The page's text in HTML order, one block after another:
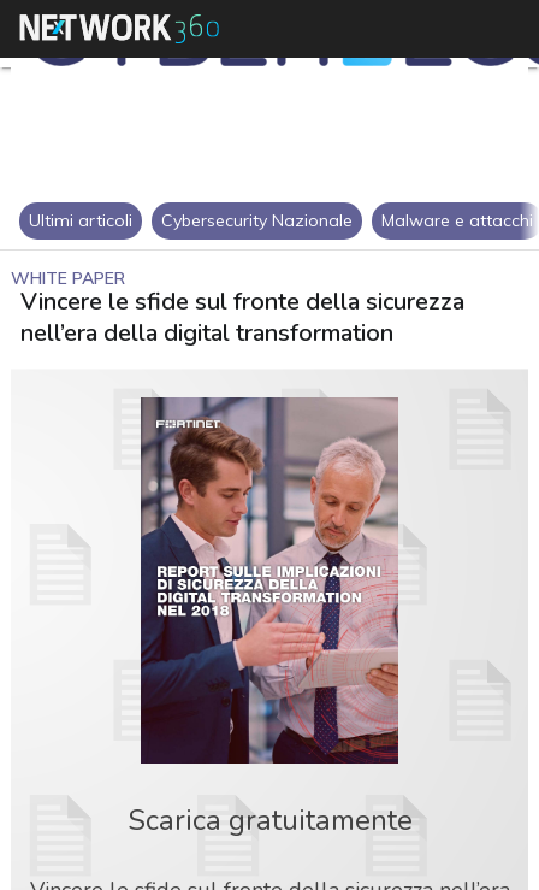
Ultimi articoli Cybersecurity Nazionale Malware e attacchi
WHITE PAPER
Vincere le sfide sul fronte della sicurezza
nell’era della digital transformation
Scarica gratuitamente